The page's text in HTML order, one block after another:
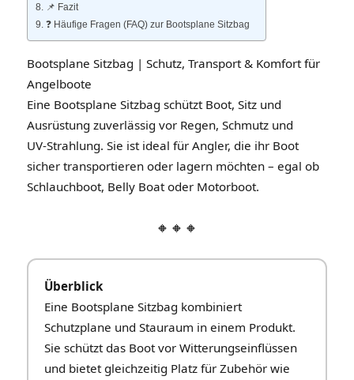
📌 Fazit
❓ Häufige Fragen (FAQ) zur Bootsplane Sitzbag
Bootsplane Sitzbag | Schutz, Transport & Komfort für
Angelboote
Eine Bootsplane Sitzbag schützt Boot, Sitz und
Ausrüstung zuverlässig vor Regen, Schmutz und
UV‑Strahlung. Sie ist ideal für Angler, die ihr Boot
sicher transportieren oder lagern möchten – egal ob
Schlauchboot, Belly Boat oder Motorboot.
🔸🔸🔸
Überblick
Eine Bootsplane Sitzbag kombiniert
Schutzplane und Stauraum in einem Produkt.
Sie schützt das Boot vor Witterungseinflüssen
und bietet gleichzeitig Platz für Zubehör wie